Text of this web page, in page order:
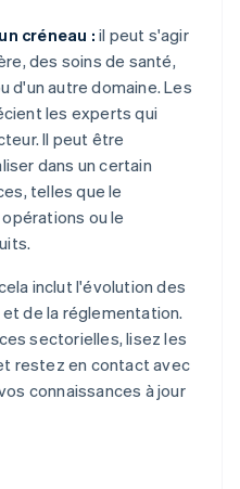
créneau : il peut s'agir
des soins de santé,
d'un autre domaine. Les
les experts qui
Il peut être
dans un certain
telles que le
ou le
inclut l'évolution des
de la réglementation.
sectorielles, lisez les
restez en contact avec
connaissances à jour